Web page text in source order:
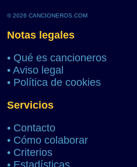
© 2026 CANCIONEROS.COM
Notas legales
• Qué es cancioneros
• Aviso legal
• Política de cookies
Servicios
• Contacto
• Cómo colaborar
• Criterios
• Estadísticas